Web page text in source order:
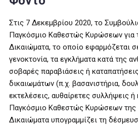
Στις 7 Δεκεμβρίου 2020, το
Παγκόσμιο Καθεστώς Κυρώσεων για
Δικαιώματα, το οποίο εφαρμόζεται
γενοκτονία, τα εγκλήματα κατά της
σοβαρές παραβιάσεις ή
δικαιωμάτων (π.χ. βασανιστήρια,
εκτελέσεις, αυθαίρετες συλλήψεις ή
Παγκόσμιο Καθεστώς Κυρώσεων της
Δικαιώματα υπογραμμίζει τη